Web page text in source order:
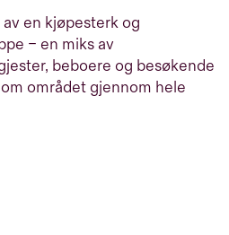
en kjøpesterk og
– en miks av
beboere og besøkende
området gjennom hele